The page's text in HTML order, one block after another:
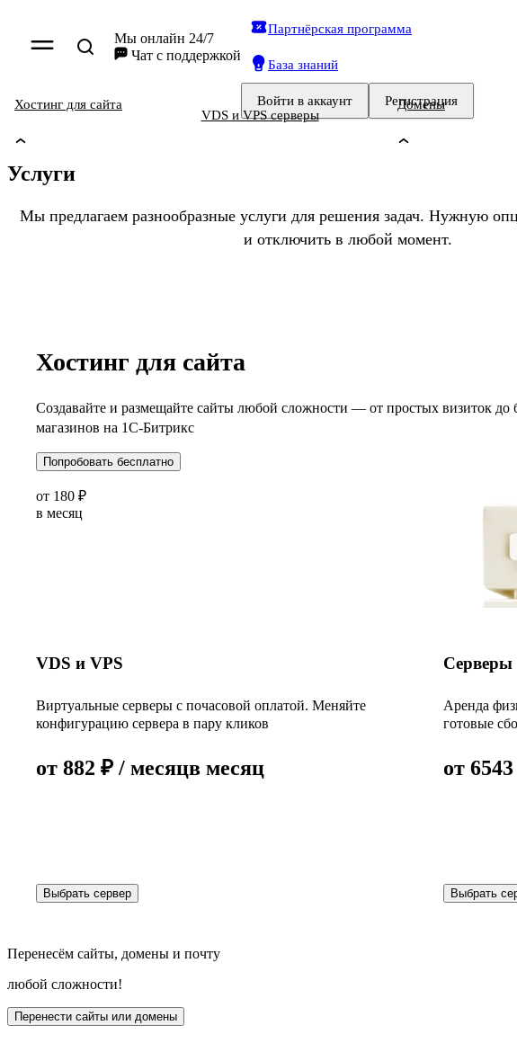
Мы онлайн 24/7
Чат с поддержкой
Партнёрская программа
База знаний
Войти в аккаунт Регистрация
Хостинг для сайта
VDS и VPS серверы
Домены
Услуги
Мы предлагаем разнообразные услуги для решения задач. Нужную
и отключить в любой момент.
Хостинг для сайта
Создавайте и размещайте сайты любой сложности — от простых визиток до
магазинов на 1С-Битрикс
Попробовать бесплатно
от 180 ₽
в месяц
VDS и VPS
Виртуальные серверы с почасовой оплатой. Меняйте
конфигурацию сервера в пару кликов
от 882 ₽ / месяцв месяц
Выбрать сервер
Серверы
Аренда
готовые
от 6543
Выбрать
Перенесём сайты, домены и почту
любой сложности!
Перенести сайты или домены